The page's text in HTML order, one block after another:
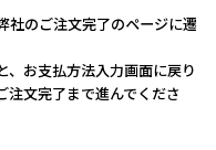
社のご注文完了のページに遷
、お支払方法入力画面に戻り
注文完了まで進んでくださ